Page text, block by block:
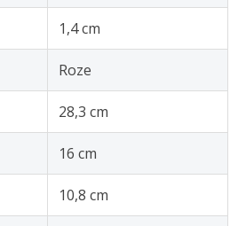
1,4 cm
Roze
28,3 cm
16 cm
10,8 cm